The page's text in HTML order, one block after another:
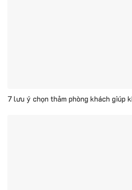
7 lưu ý chọn thảm phòng khách giúp